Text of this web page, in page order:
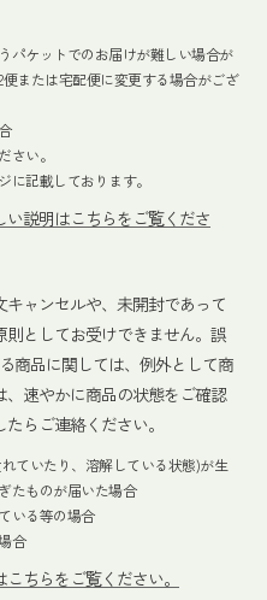
パケットでのお届けが難しい場合が
または宅配便に変更する場合がござ
さい。
に記載しております。
説明はこちらをご覧くださ
ャンセルや、未開封であって
としてお受けできません。誤
商品に関しては、例外として商
速やかに商品の状態をご確認
らご連絡ください。
ていたり、溶解している状態)が生
たものが届いた場合
いる等の場合
合
ちらをご覧ください。